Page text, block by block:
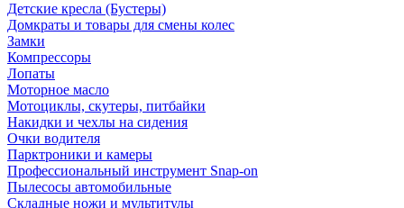
Детские кресла (Бустеры)
Домкраты и товары для смены колес
Замки
Компрессоры
Лопаты
Моторное масло
Мотоциклы, скутеры, питбайки
Накидки и чехлы на сидения
Очки водителя
Парктроники и камеры
Профессиональный инструмент Snap-on
Пылесосы автомобильные
Складные ножи и мультитулы